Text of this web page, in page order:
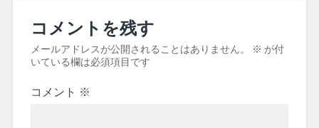
コメントを残す
メールアドレスが公開されることはありません。 ※ が付
いている欄は必須項目です
コメント ※